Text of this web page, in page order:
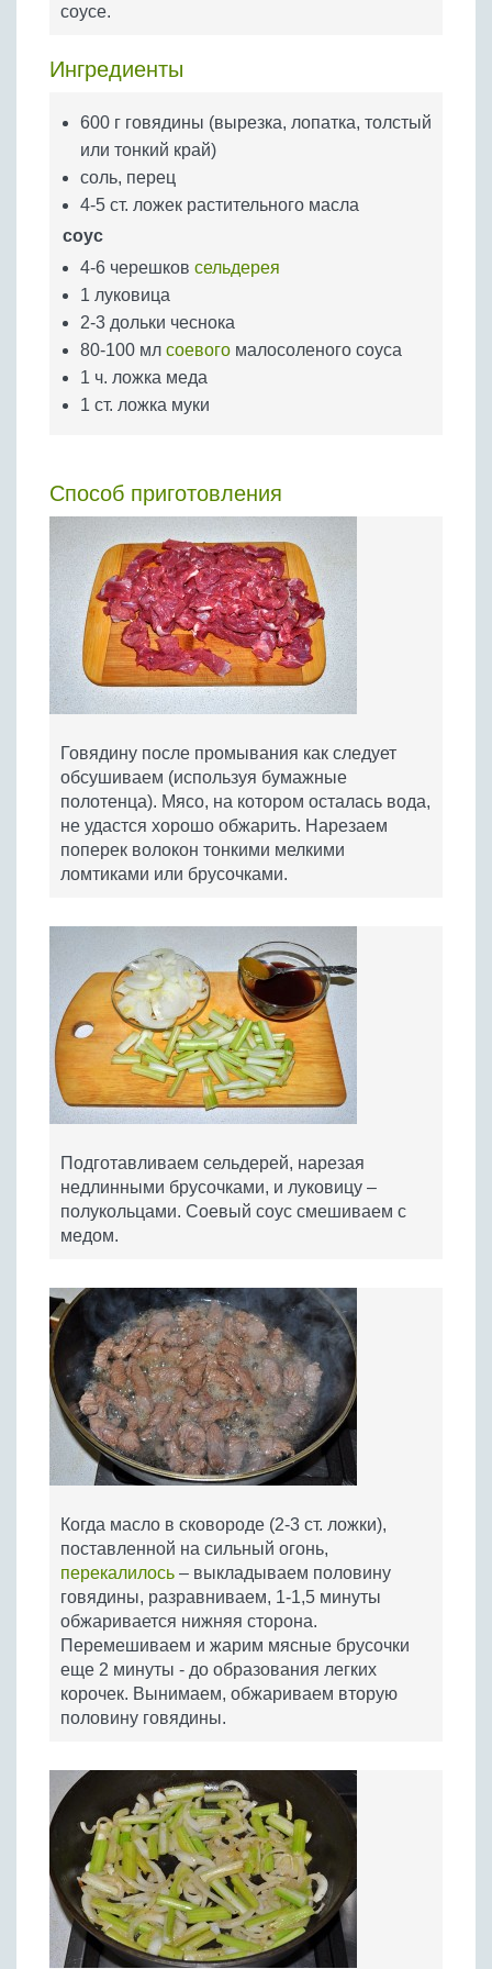
Бобовые
Крупы
соусе.
Ингредиенты
600 г говядины (вырезка, лопатка, толстый
или тонкий край)
соль, перец
4-5 ст. ложек растительного масла
соус
4-6 черешков сельдерея
1 луковица
2-3 дольки чеснока
80-100 мл соевого малосоленого соуса
1 ч. ложка меда
1 ст. ложка муки
Способ приготовления
Говядину после промывания как следует
обсушиваем (используя бумажные
полотенца). Мясо, на котором осталась вода,
не удастся хорошо обжарить. Нарезаем
поперек волокон тонкими мелкими
ломтиками или брусочками.
Подготавливаем сельдерей, нарезая
недлинными брусочками, и луковицу –
полукольцами. Соевый соус смешиваем с
медом.
Когда масло в сковороде (2-3 ст. ложки),
поставленной на сильный огонь,
перекалилось – выкладываем половину
говядины, разравниваем, 1-1,5 минуты
обжаривается нижняя сторона.
Перемешиваем и жарим мясные брусочки
еще 2 минуты - до образования легких
корочек. Вынимаем, обжариваем вторую
половину говядины.